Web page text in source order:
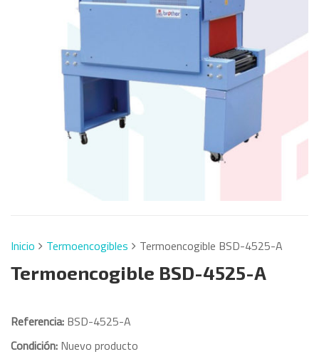
Inicio Termoencogibles Termoencogible BSD-4525-A
Termoencogible BSD-4525-A
Referencia: BSD-4525-A
Condición: Nuevo producto